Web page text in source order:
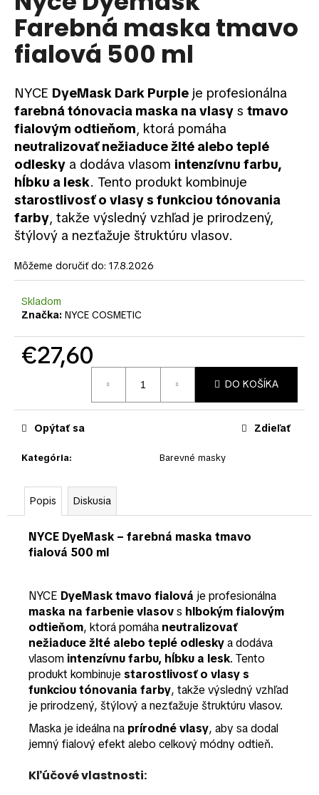
je
0,0
5
hviezdičiek.
Farebná maska tmavo
fialová 500 ml
NYCE DyeMask Dark Purple je profesionálna
farebná tónovacia maska na vlasy s tmavo
fialovým odtieňom, ktorá pomáha
neutralizovať nežiaduce žlté alebo teplé
odlesky a dodáva vlasom intenzívnu farbu,
hĺbku a lesk. Tento produkt kombinuje
starostlivosť o vlasy s funkciou tónovania
farby, takže výsledný vzhľad je prirodzený,
štýlový a nezťažuje štruktúru vlasov.
Môžeme doručiť do: 17.8.2026
Skladom
Značka: NYCE COSMETIC
€27,60
DO KOŠÍKA
Kategória: Barevné masky
Opýtať sa Zdieľať
Popis Diskusia
NYCE DyeMask – farebná maska tmavo
fialová 500 ml
NYCE DyeMask tmavo fialová je profesionálna
maska na farbenie vlasovs hlbokým fialovým
odtieňom, ktorá pomáha neutralizovať
nežiaduce žlté alebo teplé odleskya dodáva
vlasom intenzívnu farbu, hĺbku a lesk. Tento
produkt kombinujestarostlivosť o vlasy s
funkciou tónovania farby, takže výsledný vzhľad
je prirodzený, štýlový a nezťažuje štruktúru vlasov.
Maska je ideálna na prírodné vlasy, aby sa dodal
jemný fialový efekt alebo celkový módny odtieň.
Kľúčové vlastnosti:
á
j
s
?
HĽADAŤ
O
d
p
o
ú
č
a
m